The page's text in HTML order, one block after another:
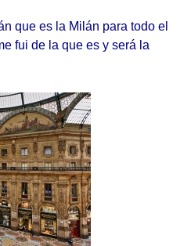
que es la Milán para todo el
fui de la que es y será la